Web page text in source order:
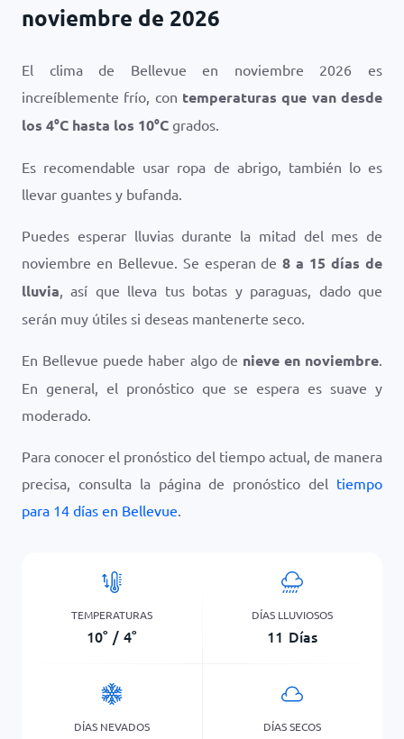
noviembre de 2026
El clima de Bellevue en noviembre 2026 es
increíblemente frío, con temperaturas que van desde
los 4°C hasta los 10°C grados.
Es recomendable usar ropa de abrigo, también lo es
llevar guantes y bufanda.
Puedes esperar lluvias durante la mitad del mes de
noviembre en Bellevue. Se esperan de8 a 15 días de
lluvia, así que lleva tus botas y paraguas, dado que
serán muy útiles si deseas mantenerte seco.
En Bellevue puede haber algo de nieve en noviembre.
En general, el pronóstico que se espera es suave y
moderado.
Para conocer el pronóstico del tiempo actual, de manera
precisa, consulta la página de pronóstico del tiempo
para 14 días en Bellevue.
TEMPERATURAS
10° / 4°
DÍAS LLUVIOSOS
11 Días
DÍAS NEVADOS DÍAS SECOS